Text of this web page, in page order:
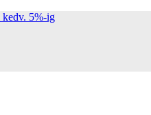
5%-ig